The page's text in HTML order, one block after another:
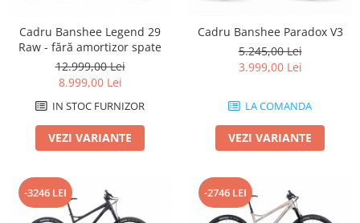
Arcuri
Groupset
Cadru Banshee Legend 29
Raw - fără amortizor spate
12.999,00 Lei
8.999,00 Lei
IN STOC FURNIZOR
VEZI VARIANTE
Cadru Banshee Paradox V3
5.245,00 Lei
3.999,00 Lei
LA COMANDA
VEZI VARIANTE
-3246 LEI -2746 LEI